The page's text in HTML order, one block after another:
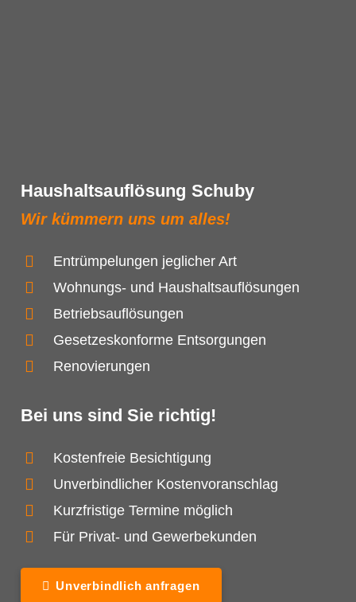
Haushaltsauflösung Schuby
Wir kümmern uns um alles!
Entrümpelungen jeglicher Art
Wohnungs- und Haushaltsauflösungen
Betriebsauflösungen
Gesetzeskonforme Entsorgungen
Renovierungen
Bei uns sind Sie richtig!
Kostenfreie Besichtigung
Unverbindlicher Kostenvoranschlag
Kurzfristige Termine möglich
Für Privat- und Gewerbekunden
Unverbindlich anfragen